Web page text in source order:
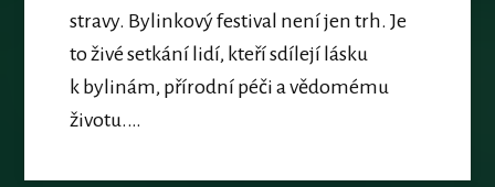
stravy. Bylinkový festival není jen trh. Je
to živé setkání lidí, kteří sdílejí lásku
k bylinám, přírodní péči a vědomému
životu.…